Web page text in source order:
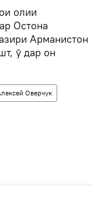
олии
Остона
Арманистон
ӯ дар он
Оверчук